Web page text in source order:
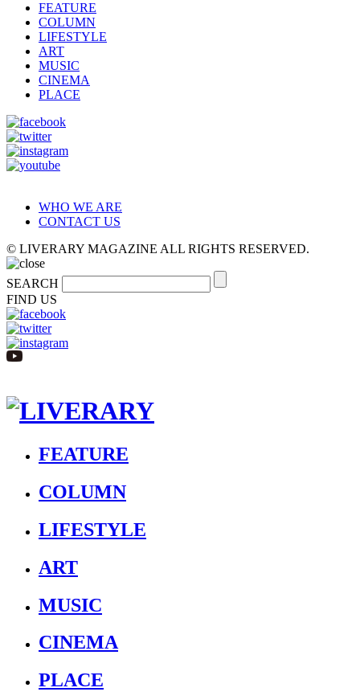
FEATURE
COLUMN
LIFESTYLE
ART
MUSIC
CINEMA
PLACE
WHO WE ARE
CONTACT US
© LIVERARY MAGAZINE ALL RIGHTS RESERVED.
SEARCH
FIND US
FEATURE
COLUMN
LIFESTYLE
ART
MUSIC
CINEMA
PLACE